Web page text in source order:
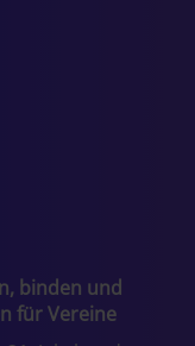
binden und
für Vereine